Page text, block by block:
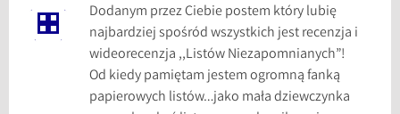
Dodanym przez Ciebie postem który lubię
najbardziej spośród wszystkich jest recenzja i
wideorecenzja ,,Listów Niezapomnianych”!
Od kiedy pamiętam jestem ogromną fanką
papierowych listów…jako mała dziewczynka